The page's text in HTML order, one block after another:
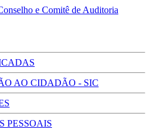
e Comitê de Auditoria
AO CIDADÃO - SIC
PESSOAIS